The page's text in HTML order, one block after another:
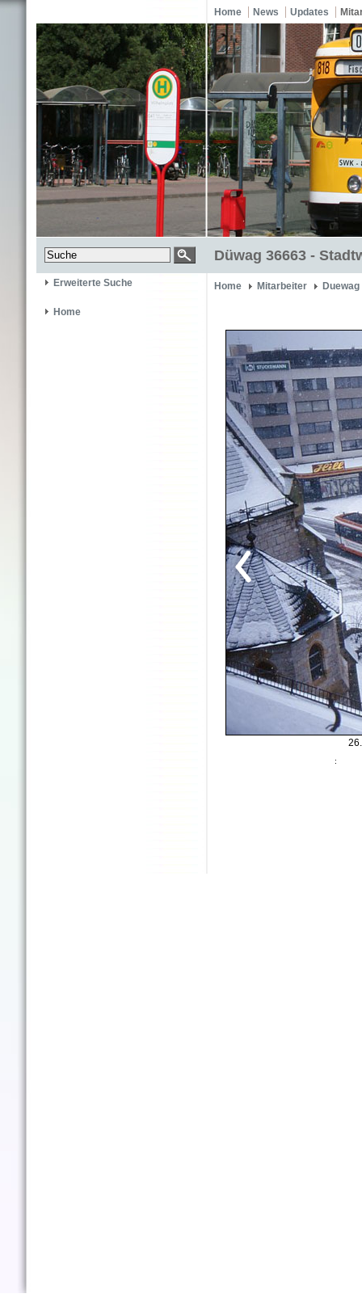
Home News Updates
Düwag 36663 -
Erweiterte Suche
Home
Home Mitarbeiter
: